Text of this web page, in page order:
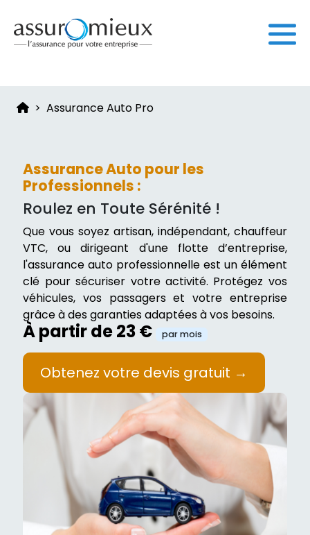
Assurance Auto Pro
Assurance Auto pour les
Professionnels :
Roulez en Toute Sérénité !
Que vous soyez artisan, indépendant, chauffeur
VTC, ou dirigeant d'une flotte d’entreprise,
l'assurance auto professionnelle est un élément
clé pour sécuriser votre activité. Protégez vos
véhicules, vos passagers et votre entreprise
grâce à des garanties adaptées à vos besoins.
À partir de 23 € par mois
Obtenez votre devis gratuit →